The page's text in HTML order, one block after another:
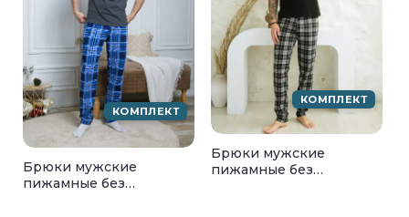
КОМПЛЕКТ
Брюки мужские
пижамные без
КОМПЛЕКТ
Брюки мужские
пижамные без